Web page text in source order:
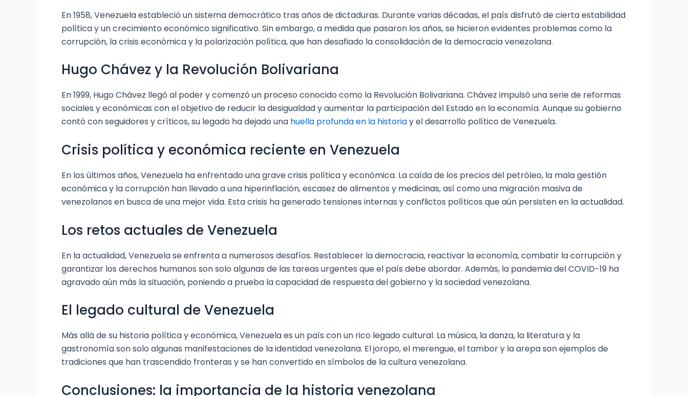
En 1958, Venezuela estableció un sistema democrático tras años de dictaduras. Durante varias décadas, el país disfrutó de cierta estabilidad
política y un crecimiento económico significativo. Sin embargo, a medida que pasaron los años, se hicieron evidentes problemas como la
corrupción, la crisis económica y la polarización política, que han desafiado la consolidación de la democracia venezolana.
Hugo Chávez y la Revolución Bolivariana
En 1999, Hugo Chávez llegó al poder y comenzó un proceso conocido como la Revolución Bolivariana. Chávez impulsó una serie de reformas
sociales y económicas con el objetivo de reducir la desigualdad y aumentar la participación del Estado en la economía. Aunque su gobierno
contó con seguidores y críticos, su legado ha dejado una huella profunda en la historiay el desarrollo político de Venezuela.
Crisis política y económica reciente en Venezuela
En los últimos años, Venezuela ha enfrentado una grave crisis política y económica. La caída de los precios del petróleo, la mala gestión
económica y la corrupción han llevado a una hiperinflación, escasez de alimentos y medicinas, así como una migración masiva de
venezolanos en busca de una mejor vida. Esta crisis ha generado tensiones internas y conflictos políticos que aún persisten en la actualidad.
Los retos actuales de Venezuela
En la actualidad, Venezuela se enfrenta a numerosos desafíos. Restablecer la democracia, reactivar la economía, combatir la corrupción y
garantizar los derechos humanos son solo algunas de las tareas urgentes que el país debe abordar. Además, la pandemia del COVID-19 ha
agravado aún más la situación, poniendo a prueba la capacidad de respuesta del gobierno y la sociedad venezolana.
El legado cultural de Venezuela
Más allá de su historia política y económica, Venezuela es un país con un rico legado cultural. La música, la danza, la literatura y la
gastronomía son solo algunas manifestaciones de la identidad venezolana. El joropo, el merengue, el tambor y la arepa son ejemplos de
tradiciones que han trascendido fronteras y se han convertido en símbolos de la cultura venezolana.
Conclusiones: la importancia de la historia venezolana